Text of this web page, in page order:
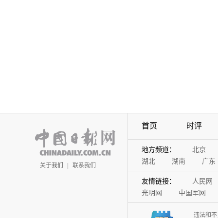
关于我们 | 联系我们
首页 时评
地方频道： 北京
湖北
湖南 广东
友情链接： 人民网
光明网
中国军网
违法和